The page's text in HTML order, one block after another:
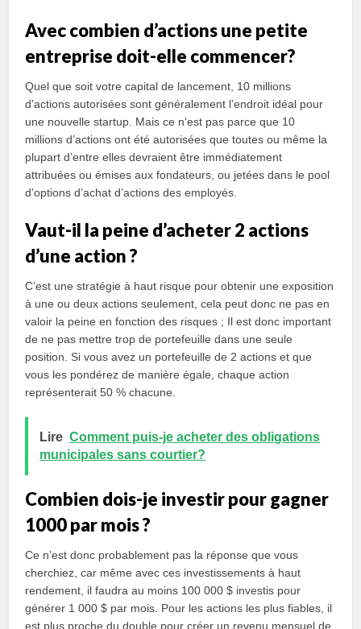
Avec combien d’actions une petite
entreprise doit-elle commencer?
Quel que soit votre capital de lancement, 10 millions
d’actions autorisées sont généralement l’endroit idéal pour
une nouvelle startup. Mais ce n’est pas parce que 10
millions d’actions ont été autorisées que toutes ou même la
plupart d’entre elles devraient être immédiatement
attribuées ou émises aux fondateurs, ou jetées dans le pool
d’options d’achat d’actions des employés.
Vaut-il la peine d’acheter 2 actions
d’une action ?
C’est une stratégie à haut risque pour obtenir une exposition
à une ou deux actions seulement, cela peut donc ne pas en
valoir la peine en fonction des risques ; Il est donc important
de ne pas mettre trop de portefeuille dans une seule
position. Si vous avez un portefeuille de 2 actions et que
vous les pondérez de manière égale, chaque action
représenterait 50 % chacune.
Lire Comment puis-je acheter des obligations
municipales sans courtier?
Combien dois-je investir pour gagner
1000 par mois ?
Ce n’est donc probablement pas la réponse que vous
cherchiez, car même avec ces investissements à haut
rendement, il faudra au moins 100 000 $ investis pour
générer 1 000 $ par mois. Pour les actions les plus fiables, il
est plus proche du double pour créer un revenu mensuel de